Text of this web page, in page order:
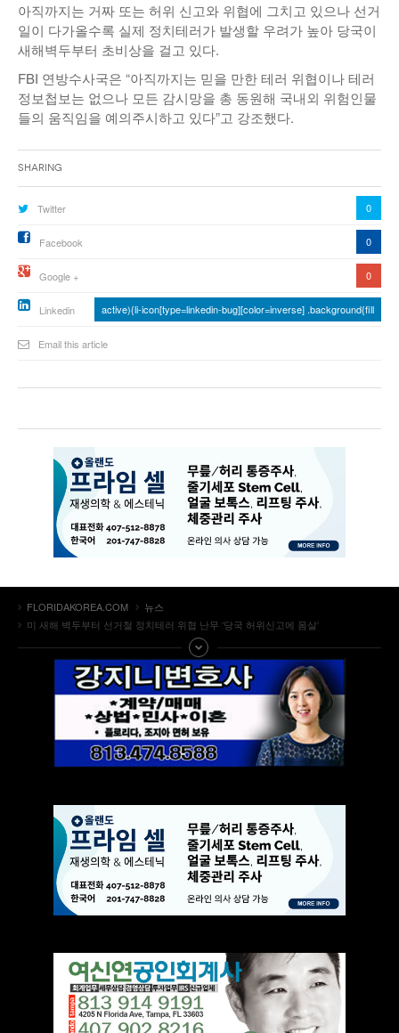
아직까지는 거짜 또는 허위 신고와 위협에 그치고 있으나 선거
일이 다가올수록 실제 정치테러가 발생할 우려가 높아 당국이
새해벽두부터 초비상을 걸고 있다.
FBI 연방수사국은 “아직까지는 믿을 만한 테러 위협이나 테러
정보첩보는 없으나 모든 감시망을 총 동원해 국내외 위험인물
들의 움직임을 예의주시하고 있다”고 강조했다.
Sharing
Twitter 0
Facebook 0
Google + 0
Linkedin active){li-icon[type=linkedin-bug][color=inverse] .background{fill
Email this article
FLORIDAKOREA.COM
뉴스
미 새해 벽두부터 선거철 정치테러 위협 난무 ‘당국 허위신고에 몸살’